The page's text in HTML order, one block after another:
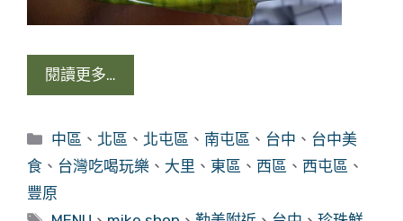
閱讀更多…
分
類
中區 、 北區 、 北屯區 、 南屯區 、 台中 、 台中美
食 、 台灣吃喝玩樂 、 大里 、 東區 、 西區 、 西屯區 、
豐原
標